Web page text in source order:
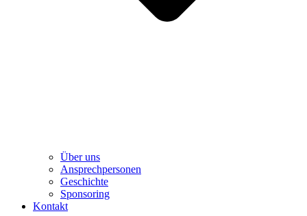
Über uns
Ansprechpersonen
Geschichte
Sponsoring
Kontakt